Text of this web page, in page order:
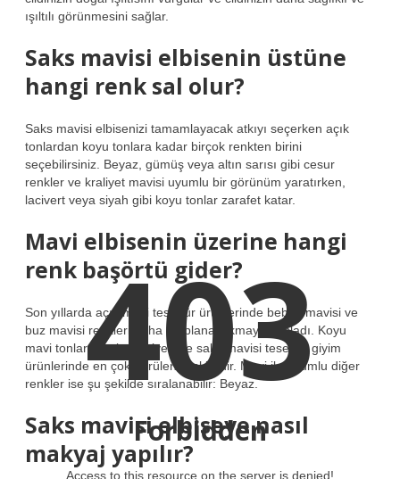
ışıltılı görünmesini sağlar.
Saks mavisi elbisenin üstüne
hangi renk sal olur?
Saks mavisi elbisenizi tamamlayacak atkıyı seçerken açık
tonlardan koyu tonlara kadar birçok renkten birini
seçebilirsiniz. Beyaz, gümüş veya altın sarısı gibi cesur
renkler ve kraliyet mavisi uyumlu bir görünüm yaratırken,
lacivert veya siyah gibi koyu tonlar zarafet katar.
Mavi elbisenin üzerine hangi
renk başörtü gider?
Son yıllarda açık mavi tesettür ürünlerinde bebek mavisi ve
buz mavisi renkleri daha ön plana çıkmaya başladı. Koyu
mavi tonlarında ise lacivert ve saks mavisi tesettür giyim
ürünlerinde en çok görülen renklerdir. Mavi ile uyumlu diğer
renkler ise şu şekilde sıralanabilir: Beyaz.
Saks mavisi elbiseye nasıl
makyaj yapılır?
403
Forbidden
Access to this resource on the server is denied!